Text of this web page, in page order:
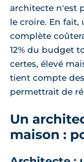
architecte n'est
le croire. En
complète
12% du budget
certes, élevé
tient compte
permettrait de
Un
maison :